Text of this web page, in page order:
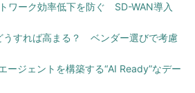
ワーク効率低下を防ぐ SD-WAN導入
うすれば高まる？ ベンダー選びで考慮
ージェントを構築する“AI Ready”なデー